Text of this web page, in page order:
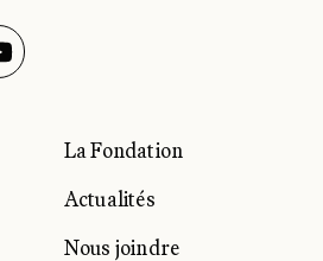
La Fondation
Actualités
Nous joindre
SOCIAUX
SUR
NOUS SUR
NOUS SUR